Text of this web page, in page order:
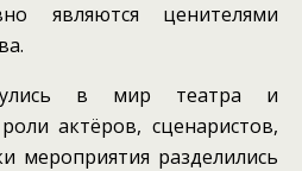
являются ценителями
в мир театра и
актёров, сценаристов,
мероприятия разделились